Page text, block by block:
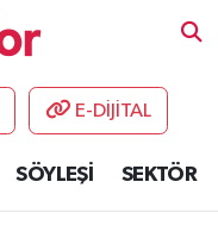
E-DİJİTAL
SÖYLEŞİ SEKTÖR